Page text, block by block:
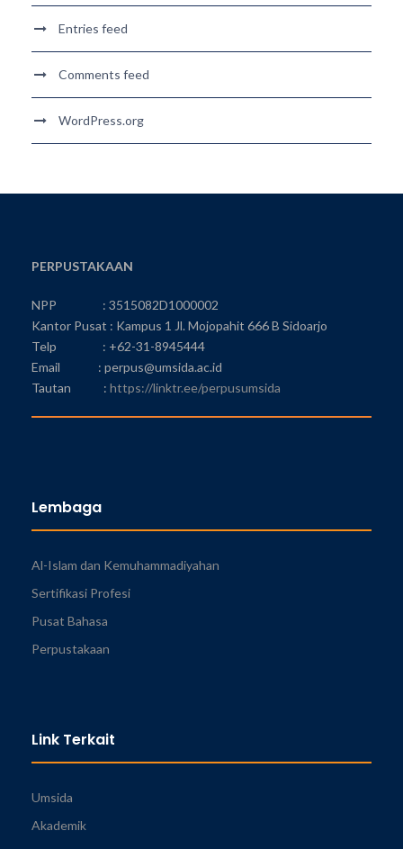
Entries feed
Comments feed
WordPress.org
PERPUSTAKAAN
NPP : 3515082D1000002
Kantor Pusat : Kampus 1 Jl. Mojopahit 666 B Sidoarjo
Telp : +62-31-8945444
Email : perpus@umsida.ac.id
Tautan : https://linktr.ee/perpusumsida
Lembaga
Al-Islam dan Kemuhammadiyahan
Sertifikasi Profesi
Pusat Bahasa
Perpustakaan
Link Terkait
Umsida
Akademik